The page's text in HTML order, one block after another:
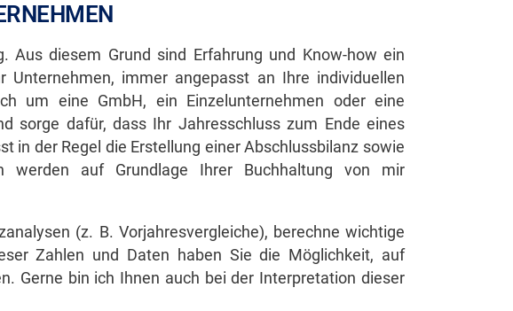
Aus diesem Grund sind Erfahrung und Know-how ein
immer angepasst an Ihre individuellen
um eine GmbH, ein Einzelunternehmen oder eine
sorge dafür, dass Ihr Jahresschluss zum Ende eines
in der Regel die Erstellung einer Abschlussbilanz sowie
werden auf Grundlage Ihrer Buchhaltung von mir
(z. B. Vorjahresvergleiche), berechne wichtige
Zahlen und Daten haben Sie die Möglichkeit, auf
Gerne bin ich Ihnen auch bei der Interpretation dieser